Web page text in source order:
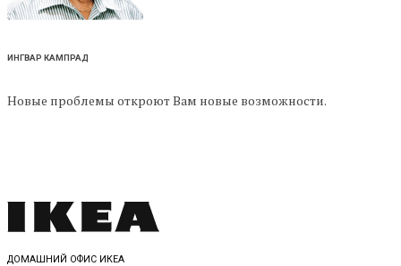
ИНГВАР КАМПРАД
Новые проблемы откроют Вам новые возможности.
ДОМАШНИЙ ОФИС ИКЕА